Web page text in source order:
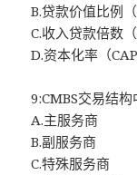
B.贷款价值比例（
C.收入贷款倍数（
D.资本化率（
9:CMBS交易结
A.主服务商
B.副服务商
C.特殊服务商